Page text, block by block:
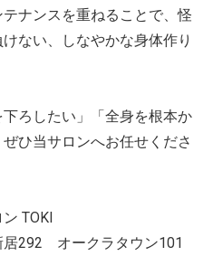
ナンスを重ねることで、怪
ない、しなやかな身体作り
ろしたい」「全身を根本か
ひ当サロンへお任せくださ
TOKI
居292 オークラタウン101